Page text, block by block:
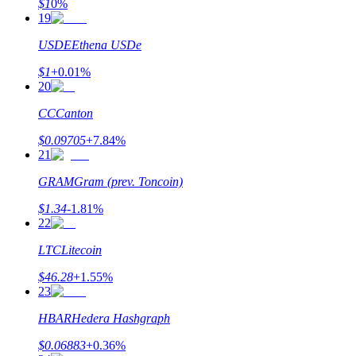
Đầu tư cố định và quản lý tài chính
Tìm hiểu về kiếm thu nhập thụ động
Bitrue
AI
$10%
19
USDEEthena USDe
$1+0.01%
20
CCCanton
$0.09705+7.84%
21
GRAMGram (prev. Toncoin)
$1.34-1.81%
22
LTCLitecoin
$46.28+1.55%
23
HBARHedera Hashgraph
$0.06883+0.36%